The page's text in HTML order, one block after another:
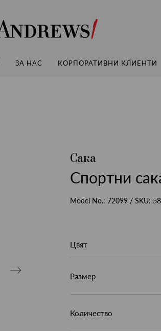
Andrews
ЗА НАС КОРПОРАТИВНИ КЛИЕНТИ
Сака
Спортни
Model No.: 72099 / SKU:
Цвят
Размер
Количество